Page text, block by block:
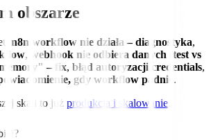
obszarze
n8n workflow nie działa – diagnostyka,
,
webhook nie odbiera danych (test vs
memory" – fix, błąd autoryzacji credentials,
gdy workflow padnie .
skali to już produkcja i skalowanie